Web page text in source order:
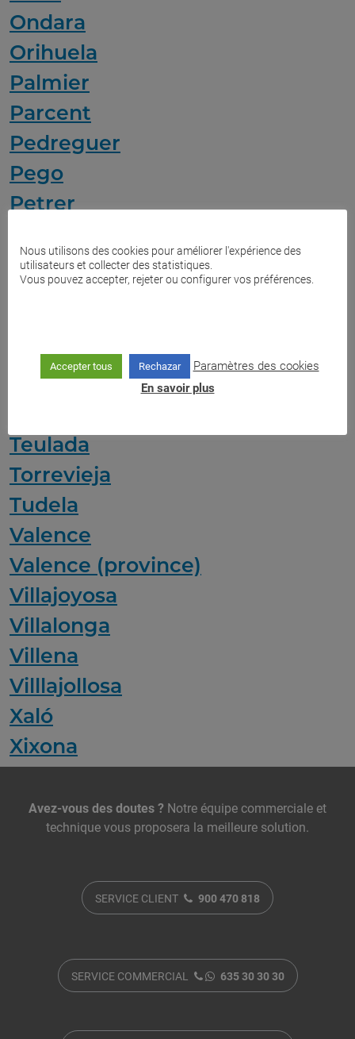
Ondara
Orihuela
Palmier
Parcent
Pedreguer
Pego
Petrer
Sant Joan d'Alacant
Saxe
Teulada
Torrevieja
Tudela
Valence
Valence (province)
Villajoyosa
Villalonga
Villena
Villlajollosa
Xaló
Xixona
Avez-vous des doutes ? Notre équipe commerciale et
technique vous proposera la meilleure solution.
SERVICE CLIENT 900 470 818
SERVICE COMMERCIAL 635 30 30 30
Nous utilisons des cookies pour améliorer l'expérience des
utilisateurs et collecter des statistiques.
Vous pouvez accepter, rejeter ou configurer vos préférences.
Accepter tous Rechazar
Paramètres des cookies
En savoir plus